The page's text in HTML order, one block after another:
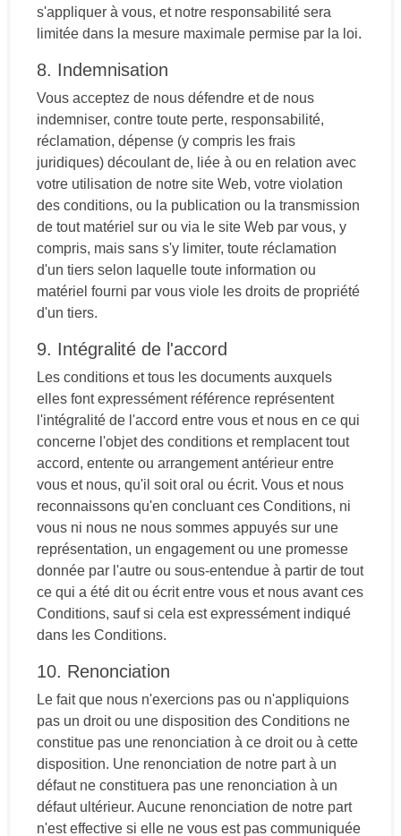
s'appliquer à vous, et notre responsabilité sera
limitée dans la mesure maximale permise par la loi.
8. Indemnisation
Vous acceptez de nous défendre et de nous
indemniser, contre toute perte, responsabilité,
réclamation, dépense (y compris les frais
juridiques) découlant de, liée à ou en relation avec
votre utilisation de notre site Web, votre violation
des conditions, ou la publication ou la transmission
de tout matériel sur ou via le site Web par vous, y
compris, mais sans s'y limiter, toute réclamation
d'un tiers selon laquelle toute information ou
matériel fourni par vous viole les droits de propriété
d'un tiers.
9. Intégralité de l'accord
Les conditions et tous les documents auxquels
elles font expressément référence représentent
l'intégralité de l'accord entre vous et nous en ce qui
concerne l'objet des conditions et remplacent tout
accord, entente ou arrangement antérieur entre
vous et nous, qu'il soit oral ou écrit. Vous et nous
reconnaissons qu'en concluant ces Conditions, ni
vous ni nous ne nous sommes appuyés sur une
représentation, un engagement ou une promesse
donnée par l'autre ou sous-entendue à partir de tout
ce qui a été dit ou écrit entre vous et nous avant ces
Conditions, sauf si cela est expressément indiqué
dans les Conditions.
10. Renonciation
Le fait que nous n'exercions pas ou n'appliquions
pas un droit ou une disposition des Conditions ne
constitue pas une renonciation à ce droit ou à cette
disposition. Une renonciation de notre part à un
défaut ne constituera pas une renonciation à un
défaut ultérieur. Aucune renonciation de notre part
n'est effective si elle ne vous est pas communiquée